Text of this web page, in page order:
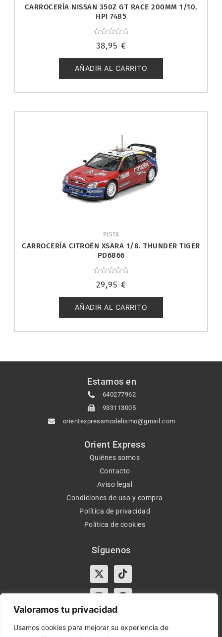
Valoramos tu privacidad
Usamos cookies para mejorar su experiencia de
CARROCERÍA NISSAN 350Z GT RACE 200MM 1/10.
HPI 7485
con
de
5
38,95 €
AÑADIR AL CARRITO
PISTA
CARROCERÍA CITROËN XSARA 1/8. THUNDER TIGER
PD6866
con
de
5
29,95 €
AÑADIR AL CARRITO
Estamos en
640277962
933113005
orientexpressmodelismo@gmail.com
Orient Express
Quiénes somos
Contacto
Aviso legal
Condiciones de uso y compra
Política de privacidad
Política de cookies
Síguenos
X-
twitter
Tiktok
InstagramFacebook